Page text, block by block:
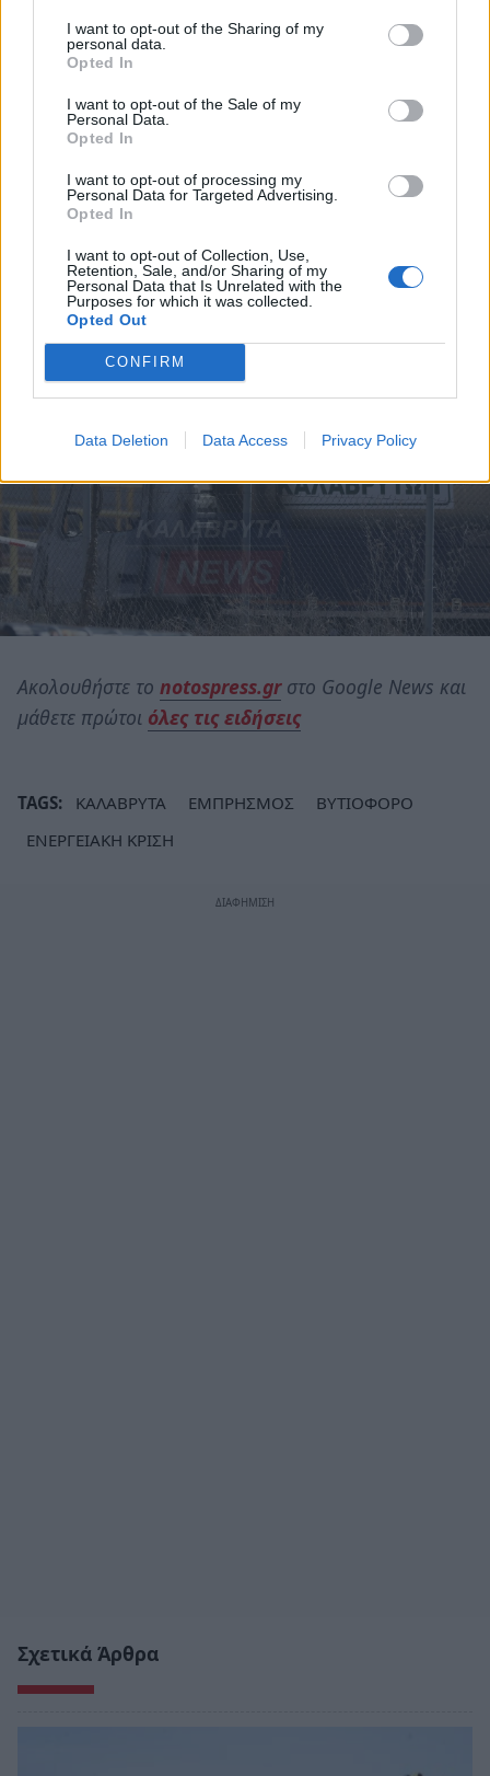
I want to opt-out of the Sharing of my
personal data.
Opted In
I want to opt-out of the Sale of my
Personal Data.
Opted In
I want to opt-out of processing my
Personal Data for Targeted Advertising.
Opted In
I want to opt-out of Collection, Use,
Retention, Sale, and/or Sharing of my
Personal Data that Is Unrelated with the
Purposes for which it was collected.
Opted Out
CONFIRM
Data Deletion Data Access Privacy Policy
Ακολουθήστε το notospress.grστο Google News και
μάθετε πρώτοι όλες τις ειδήσεις
TAGS: ΚΑΛΑΒΡΥΤΑ ΕΜΠΡΗΣΜΟΣ
ΒΥΤΙΟΦΟΡΟ
ΕΝΕΡΓΕΙΑΚΗ ΚΡΙΣΗ
Σχετικά Άρθρα